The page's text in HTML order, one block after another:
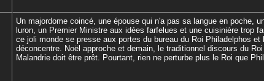
Un majordome coincé, une épouse qui n'a pas sa langue en poche,
luron, un Premier Ministre aux idées farfelues et une cuisinière trop
ce joli monde se presse aux portes du bureau du Roi Philadelphos et
déconcentre. Noël approche et demain, le traditionnel discours du
Malandrie doit être prêt. Pourtant, rien ne perturbe plus le Roi que